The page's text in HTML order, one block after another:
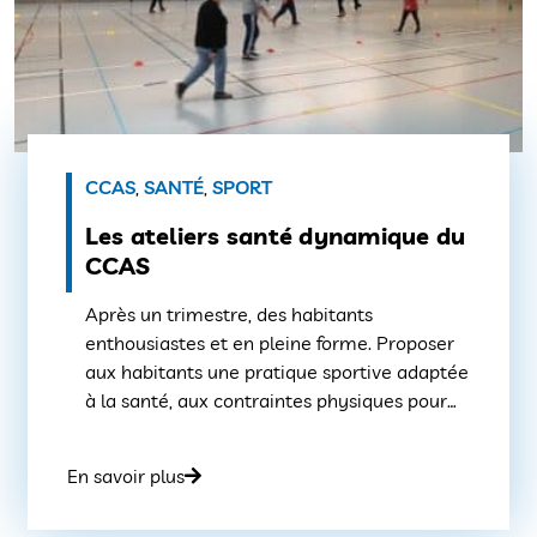
CCAS, SANTÉ, SPORT
Les ateliers santé dynamique du
CCAS
Après un trimestre, des habitants
enthousiastes et en pleine forme. Proposer
aux habitants une pratique sportive adaptée
à la santé, aux contraintes physiques pour
dans les associations sportives du territoire.
En savoir plus